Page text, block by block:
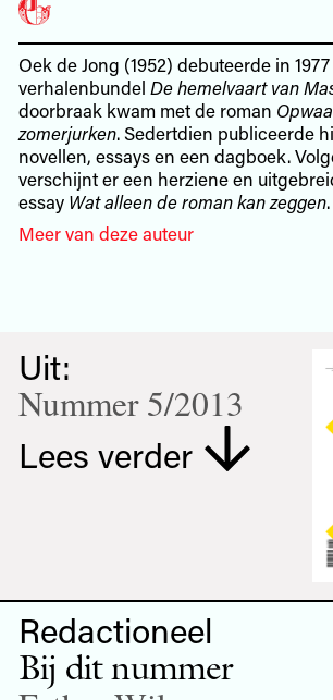
Oek de Jong (1952) debuteerde in
verhalenbundel De hemelvaart van
doorbraak kwam met de roman
zomerjurken. Sedertdien publiceerde
novellen, essays en een dagboek.
verschijnt er een herziene en
essay Wat alleen de roman kan zeggen.
Meer van deze auteur
Uit:
Nummer 5/2013
Lees verder
Redactioneel
Bij dit nummer